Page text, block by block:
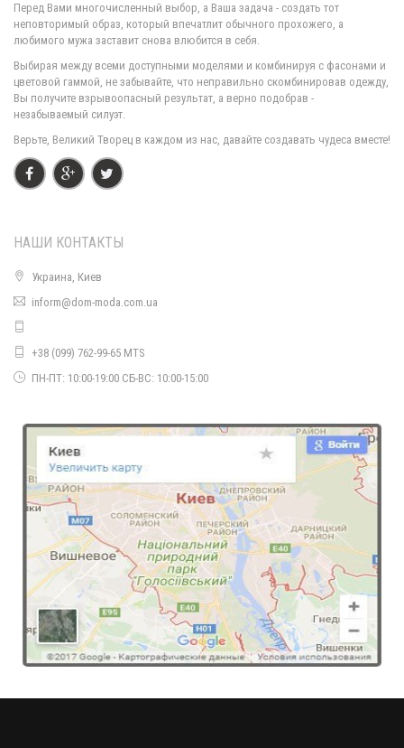
750.00грн.
Теплый женский костюм букле для офиса
Модный теплый костюм с юбкой и кофтой
920.00грн.
Перед Вами многочисленный выбор, а Ваша задача - создать тот
неповторимый образ, который впечатлит обычного прохожего, а
любимого мужа заставит снова влюбится в себя.
Выбирая между всеми доступными моделями и комбинируя с фасонами и
цветовой гаммой, не забывайте, что неправильно скомбинировав одежду,
Вы получите взрывоопасный результат, а верно подобрав -
незабываемый силуэт.
Верьте, Великий Творец в каждом из нас, давайте создавать чудеса вместе!
НАШИ КОНТАКТЫ
Украина, Киев
inform@dom-moda.com.ua
+38 (099) 762-99-65 MTS
ПН-ПТ: 10:00-19:00 СБ-ВС: 10:00-15:00